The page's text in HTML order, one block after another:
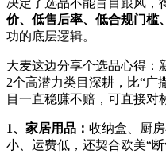
决定了选品不能盲目跟风，
价、低售后率、低合规门槛
功的底层逻辑。
大麦这边分享个选品心得：
2个高潜力类目深耕，比“广
目一直稳赚不赔，可直接对
1、 家居用品： 收纳盒、厨
小、运费低，还契合欧美“